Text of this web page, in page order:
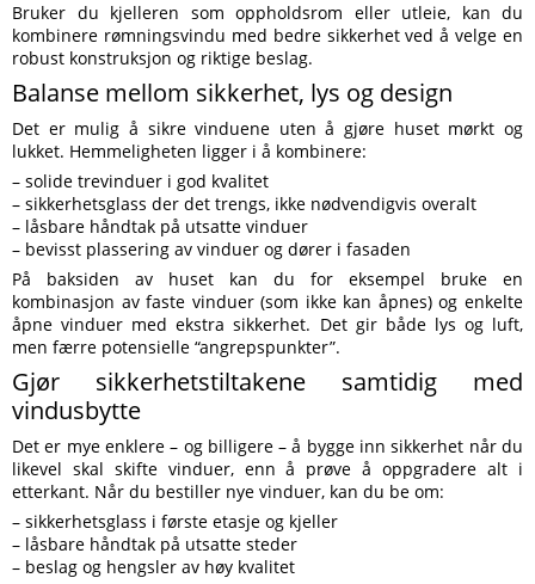
Bruker du kjelleren som oppholdsrom eller utleie, kan du
kombinere rømningsvindu med bedre sikkerhet ved å velge en
robust konstruksjon og riktige beslag.
Balanse mellom sikkerhet, lys og design
Det er mulig å sikre vinduene uten å gjøre huset mørkt og
lukket. Hemmeligheten ligger i å kombinere:
– solide trevinduer i god kvalitet
– sikkerhetsglass der det trengs, ikke nødvendigvis overalt
– låsbare håndtak på utsatte vinduer
– bevisst plassering av vinduer og dører i fasaden
På baksiden av huset kan du for eksempel bruke en
kombinasjon av faste vinduer (som ikke kan åpnes) og enkelte
åpne vinduer med ekstra sikkerhet. Det gir både lys og luft,
men færre potensielle “angrepspunkter”.
Gjør sikkerhetstiltakene samtidig med
vindusbytte
Det er mye enklere – og billigere – å bygge inn sikkerhet når du
likevel skal skifte vinduer, enn å prøve å oppgradere alt i
etterkant. Når du bestiller nye vinduer, kan du be om:
– sikkerhetsglass i første etasje og kjeller
– låsbare håndtak på utsatte steder
– beslag og hengsler av høy kvalitet